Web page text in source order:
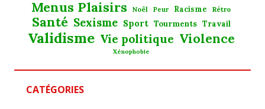
Menus Plaisirs Noël Peur Racisme Rétro
Santé Sexisme Sport Tourments Travail
Validisme Vie politique Violence
Xénophobie
CATÉGORIES